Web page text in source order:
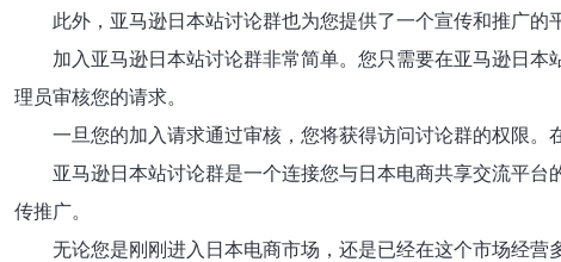
此外，亚马逊日本站讨论群也为您提供了一个宣传和推广的
加入亚马逊日本站讨论群非常简单。您只需要在亚马逊日
理员审核您的请求。
一旦您的加入请求通过审核，您将获得访问讨论群的权限。
亚马逊日本站讨论群是一个连接您与日本电商共享交流平
传推广。
无论您是刚刚进入日本电商市场，还是已经在这个市场经